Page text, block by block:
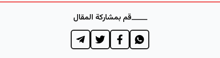
قم بمشاركة المقال